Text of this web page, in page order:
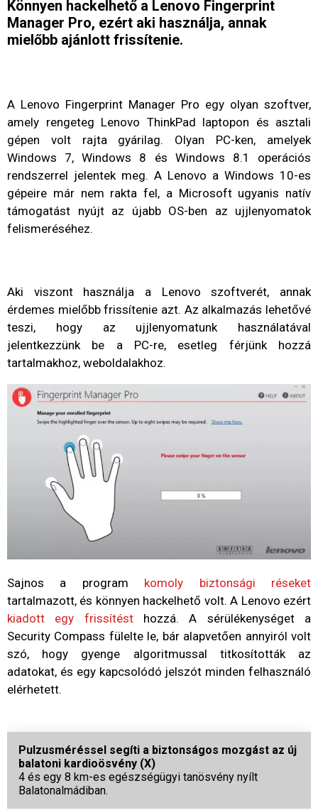
Könnyen hackelhető a Lenovo Fingerprint
Manager Pro, ezért aki használja, annak
mielőbb ajánlott frissítenie.
A Lenovo Fingerprint Manager Pro egy olyan szoftver,
amely rengeteg Lenovo ThinkPad laptopon és asztali
gépen volt rajta gyárilag. Olyan PC-ken, amelyek
Windows 7, Windows 8 és Windows 8.1 operációs
rendszerrel jelentek meg. A Lenovo a Windows 10-es
gépeire már nem rakta fel, a Microsoft ugyanis natív
támogatást nyújt az újabb OS-ben az ujjlenyomatok
felismeréséhez.
Aki viszont használja a Lenovo szoftverét, annak
érdemes mielőbb frissítenie azt. Az alkalmazás lehetővé
teszi, hogy az ujjlenyomatunk használatával
jelentkezzünk be a PC-re, esetleg férjünk hozzá
tartalmakhoz, weboldalakhoz.
Sajnos a program komoly biztonsági réseket
tartalmazott, és könnyen hackelhető volt. A Lenovo ezért
kiadott egy frissítésthozzá. A sérülékenységet a
Security Compass fülelte le, bár alapvetően annyiról volt
szó, hogy gyenge algoritmussal titkosították az
adatokat, és egy kapcsolódó jelszót minden felhasználó
elérhetett.
Pulzusméréssel segíti a biztonságos mozgást az új
balatoni kardioösvény (X)
4 és egy 8 km-es egészségügyi tanösvény nyílt
Balatonalmádiban.